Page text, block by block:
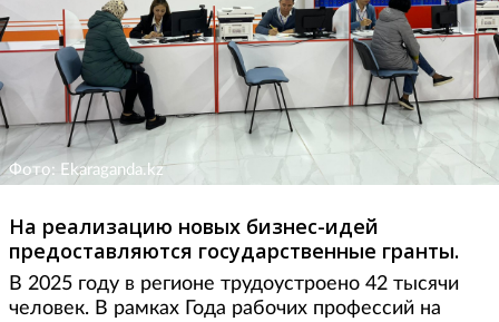
Фото: Ekaraganda.kz
На реализацию новых бизнес-идей
предоставляются государственные гранты.
В 2025 году в регионе трудоустроено 42 тысячи
человек. В рамках Года рабочих профессий на